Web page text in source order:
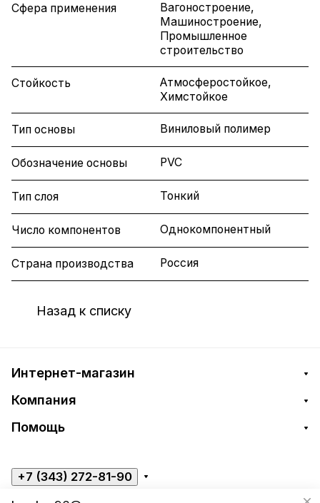
Сфера применения
Вагоностроение,
Машиностроение,
Промышленное
строительство
Стойкость
Атмосферостойкое,
Химстойкое
Тип основы Виниловый полимер
Обозначение основы PVC
Тип слоя Тонкий
Число компонентов Однокомпонентный
Страна производства Россия
Назад к списку
Интернет-магазин
Компания
Помощь
+7 (343) 272-81-90